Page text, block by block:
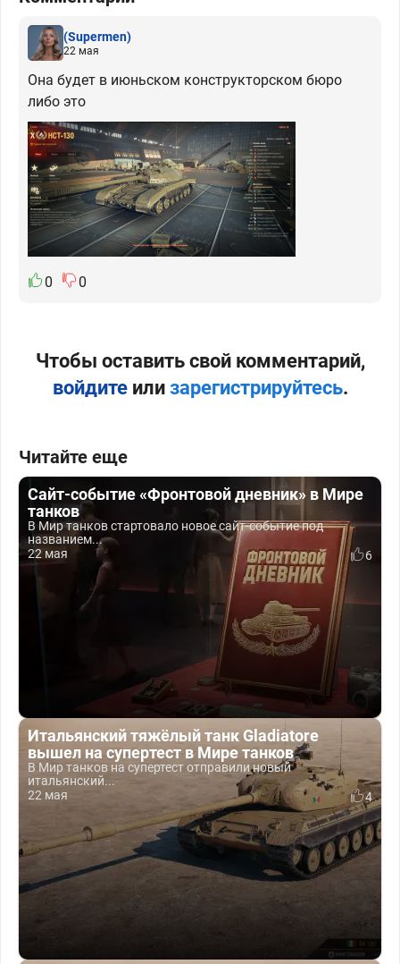
(Supermen)
22 мая
Она будет в июньском конструкторском бюро
либо это
0 0
Чтобы оставить свой комментарий,
войдитеили зарегистрируйтесь.
Читайте еще
Сайт-событие «Фронтовой дневник» в Мире
танков
В Мир танков стартовало новое сайт-событие под
названием...
22 мая
6
Итальянский тяжёлый танк Gladiatore
вышел на супертест в Мире танков
В Мир танков на супертест отправили новый
итальянский...
22 мая
4